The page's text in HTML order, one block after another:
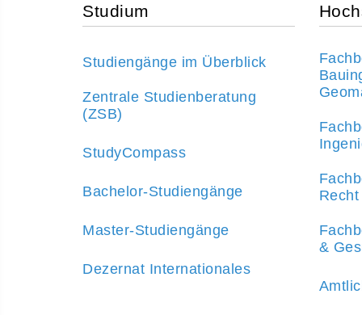
Studium
Studiengänge im Überblick
Zentrale Studienberatung
(ZSB)
StudyCompass
Bachelor-Studiengänge
Master-Studiengänge
Dezernat Internationales
Recht
&